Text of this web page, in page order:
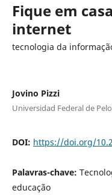
Fique em
internet
tecnologia da
Jovino Pizzi
Universidad Federal de
DOI: https://doi.org/
Palavras-chave:
educação